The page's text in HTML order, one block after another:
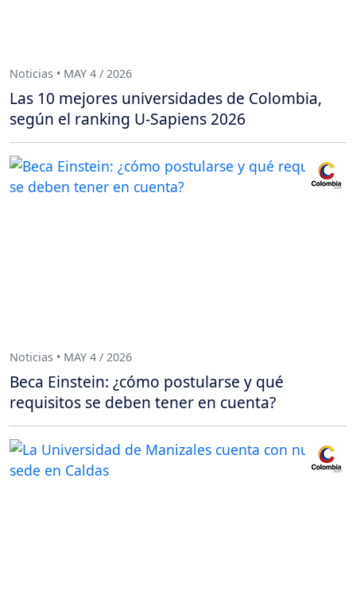
Noticias • MAY 4 / 2026
Las 10 mejores universidades de Colombia,
según el ranking U-Sapiens 2026
Noticias • MAY 4 / 2026
Beca Einstein: ¿cómo postularse y qué
requisitos se deben tener en cuenta?